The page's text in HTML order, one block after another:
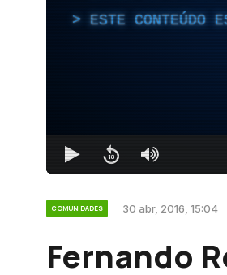
ESTE CONTEÚDO
COMUNIDADES 30 abr, 2016, 15:04
Fernando